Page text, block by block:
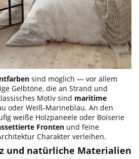
sind möglich — vor allem
Gelbtöne, die an Strand und
Motiv sind maritime
oder Weiß-Marineblau. An den
weiße Holzpaneele oder Boiserie
Fronten und feine
Charakter verleihen.
und natürliche Materialien